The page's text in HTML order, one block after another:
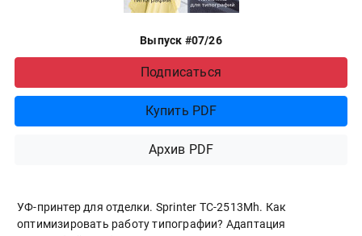
Выпуск #07/26
Подписаться
Купить PDF
Архив PDF
УФ-принтер для отделки. Sprinter ТС-2513Mh. Как
оптимизировать работу типографии? Адаптация